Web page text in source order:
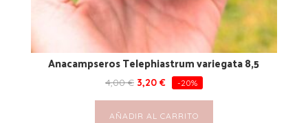
Anacampseros Telephiastrum variegata 8,5
4,00€ 3,20 € -20%
AÑADIR AL CARRITO